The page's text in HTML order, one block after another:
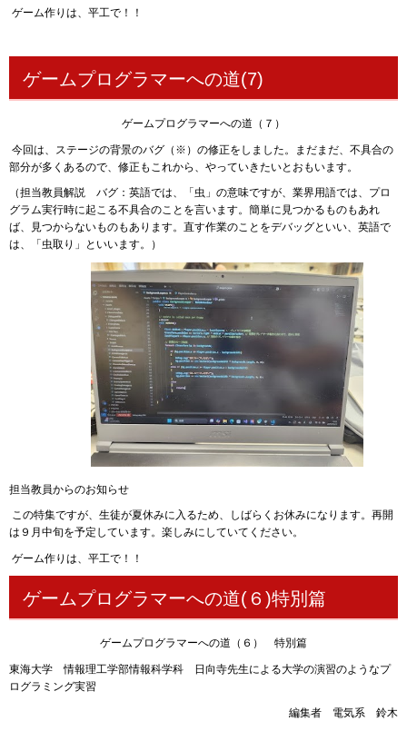
ゲーム作りは、平工で！！
ゲームプログラマーへの道(7)
ゲームプログラマーへの道（７）
今回は、ステージの背景のバグ（※）の修正をしました。まだまだ、不具合の
部分が多くあるので、修正もこれから、やっていきたいとおもいます。
（担当教員解説 バグ：英語では、「虫」の意味ですが、業界用語では、プロ
グラム実行時に起こる不具合のことを言います。簡単に見つかるものもあれ
ば、見つからないものもあります。直す作業のことをデバッグといい、英語で
は、「虫取り」といいます。）
担当教員からのお知らせ
この特集ですが、生徒が夏休みに入るため、しばらくお休みになります。再開
は９月中旬を予定しています。楽しみにしていてください。
ゲーム作りは、平工で！！
ゲームプログラマーへの道(６)特別篇
ゲームプログラマーへの道（６） 特別篇
東海大学 情報理工学部情報科学科 日向寺先生による大学の演習のようなプ
ログラミング実習
編集者 電気系 鈴木